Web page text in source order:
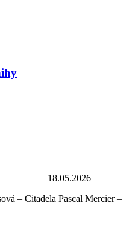
18.05.2026
– Citadela Pascal Mercier –